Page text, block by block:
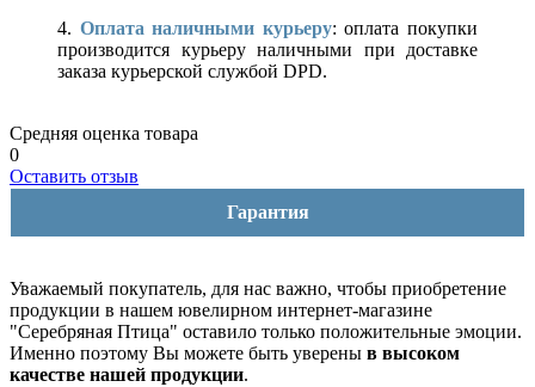
4. Оплата наличными курьеру: оплата покупки
производится курьеру наличными при доставке
заказа курьерской службой DPD.
Средняя оценка товара
0
Оставить отзыв
Гарантия
Уважаемый покупатель, для нас важно, чтобы приобретение
продукции в нашем ювелирном интернет-магазине
"Серебряная Птица" оставило только положительные эмоции.
Именно поэтому Вы можете быть уверены в высоком
качестве нашей продукции.